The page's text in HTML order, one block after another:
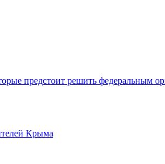
предстоит решить федеральным
Крыма